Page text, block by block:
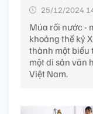
25/12/2024
Múa rối nước -
khoảng thế kỷ
thành một biểu
một di sản văn
Việt Nam.